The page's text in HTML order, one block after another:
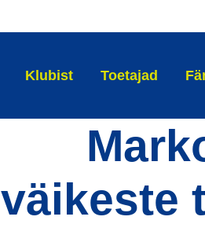
Klubist Toetajad
väikeste